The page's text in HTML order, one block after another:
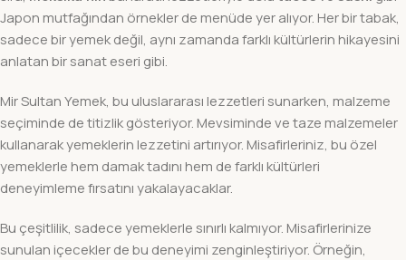
Japon mutfağından örnekler de menüde yer alıyor. Her bir tabak,
sadece bir yemek değil, aynı zamanda farklı kültürlerin hikayesini
anlatan bir sanat eseri gibi.
Mir Sultan Yemek, bu uluslararası lezzetleri sunarken, malzeme
seçiminde de titizlik gösteriyor. Mevsiminde ve taze malzemeler
kullanarak yemeklerin lezzetini artırıyor. Misafirleriniz, bu özel
yemeklerle hem damak tadını hem de farklı kültürleri
deneyimleme fırsatını yakalayacaklar.
Bu çeşitlilik, sadece yemeklerle sınırlı kalmıyor. Misafirlerinize
sunulan içecekler de bu deneyimi zenginleştiriyor. Örneğin,